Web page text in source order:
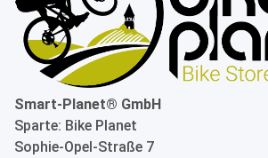
Smart-Planet® GmbH
Sparte: Bike Planet
Sophie-Opel-Straße 7